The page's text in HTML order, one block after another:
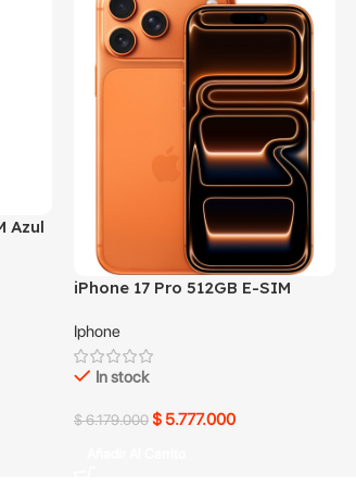
Azul
iPhone 17 Pro 512GB E-SIM
Iphone
In stock
$6.179.000 $5.777.000